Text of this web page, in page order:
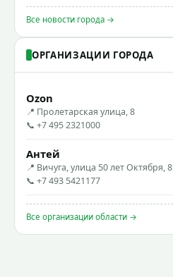
Все новости города →
ОРГАНИЗАЦИИ ГОРОДА
Ozon
📍 Пролетарская улица, 8
📞 +7 495 2321000
Антей
📍 Вичуга, улица 50 лет Октября, 8
📞 +7 493 5421177
Все организации области →